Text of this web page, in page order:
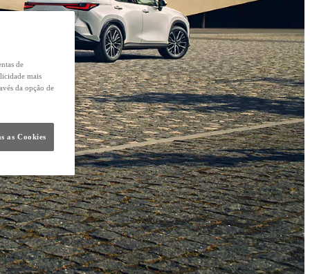
de
mais
da opção de
as Cookies